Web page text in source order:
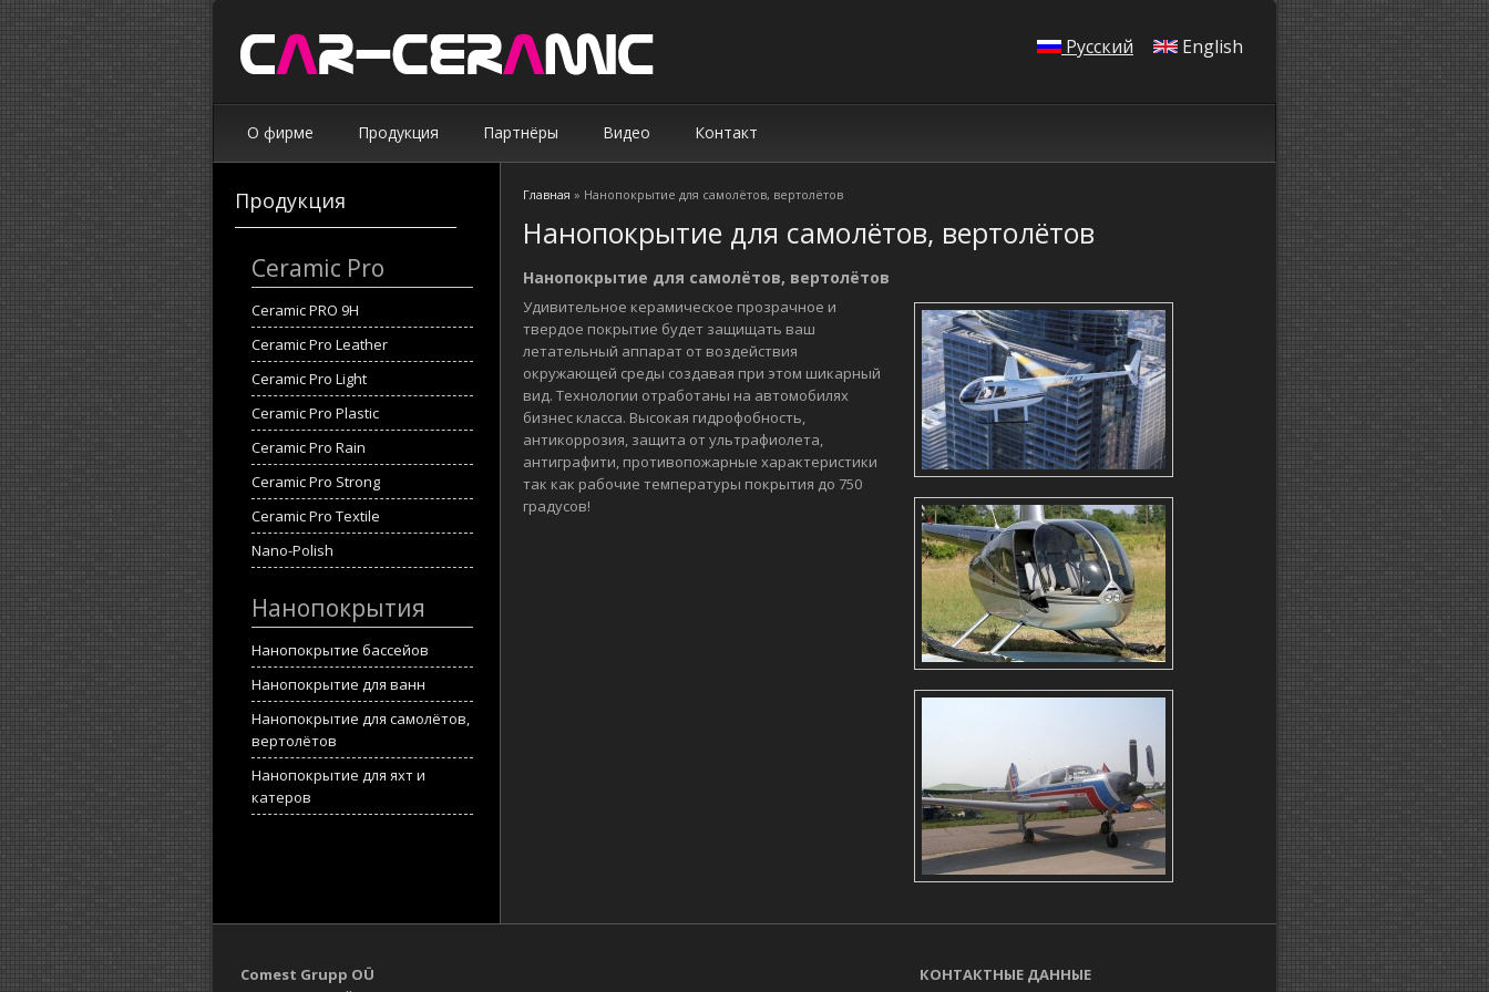
Русский English
О фирме Продукция Партнёры Видео Контакт
Вы здесь
Главная » Нанопокрытие для самолётов, вертолётов
Нанопокрытие для самолётов, вертолётов
Нанопокрытие для самолётов, вертолётов
Удивительное керамическое прозрачное и
твердое покрытие будет защищать ваш
летательный аппарат от воздействия
окружающей среды создавая при этом шикарный
вид. Технологии отработаны на автомобилях
бизнес класса. Высокая гидрофобность,
антикоррозия, защита от ультрафиолета,
антиграфити, противопожарные характеристики
так как рабочие температуры покрытия до 750
градусов!
Продукция
Ceramic Pro
Ceramic PRO 9H
Ceramic Pro Leather
Ceramic Pro Light
Ceramic Pro Plastic
Ceramic Pro Rain
Ceramic Pro Strong
Ceramic Pro Textile
Nano-Polish
Нанопокрытия
Нанопокрытие бассейов
Нанопокрытие для ванн
Нанопокрытие для самолётов,
вертолётов
Нанопокрытие для яхт и
катеров
Comest Grupp OÜ
КОНТАКТНЫЕ ДАННЫЕ